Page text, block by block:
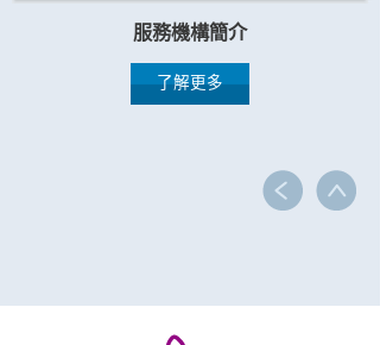
服務機構簡介
了解更多